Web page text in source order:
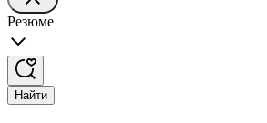
Резюме
Найти